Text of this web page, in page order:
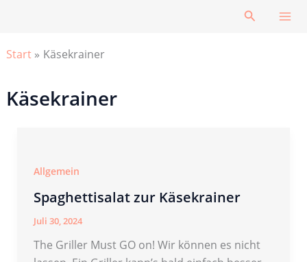
Suchen
Start Käsekrainer
Käsekrainer
Allgemein
Spaghettisalat zur Käsekrainer
Juli 30, 2024
The Griller Must GO on! Wir können es nicht